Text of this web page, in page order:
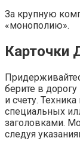
За крупную
«монополию».
Карточки
берите в
и счету.
специальных
заголовками.
следуя